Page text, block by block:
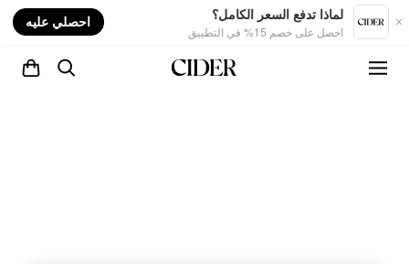
لماذا تدفع السعر الكامل؟
احصل على خصم 15% في التطبيق
احصلي عليه